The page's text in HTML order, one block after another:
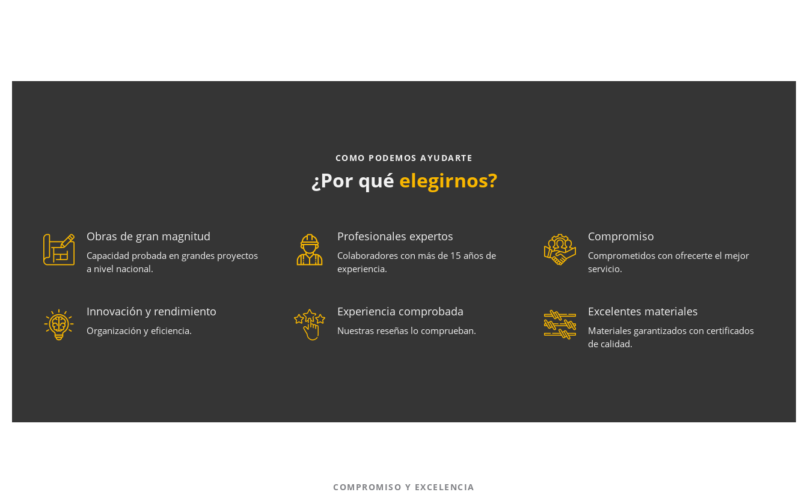
COMO PODEMOS AYUDARTE
¿Por qué elegirnos?
Obras de gran magnitud
Capacidad probada en grandes proyectos
a nivel nacional.
Profesionales expertos
Colaboradores con más de 15 años de
experiencia.
Compromiso
Comprometidos con ofrecerte el mejor
servicio.
Innovación y rendimiento
Organización y eficiencia.
Experiencia comprobada
Nuestras reseñas lo comprueban.
Excelentes materiales
Materiales garantizados con certificados
de calidad.
COMPROMISO Y EXCELENCIA